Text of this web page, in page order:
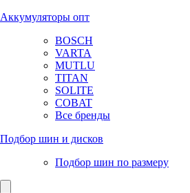
Аккумуляторы опт
BOSCH
VARTA
MUTLU
TITAN
SOLITE
COBAT
Все бренды
Подбор шин и дисков
Подбор шин по размеру